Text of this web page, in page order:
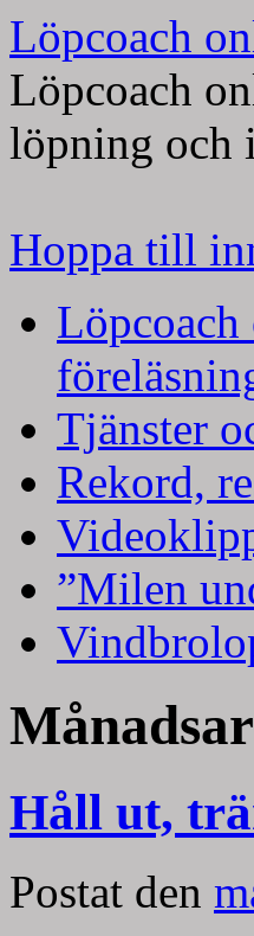
Löpcoach
Löpcoach
löpning och
Hoppa till
Tjänster
Rekord,
”Milen
Håll ut,
Postat den